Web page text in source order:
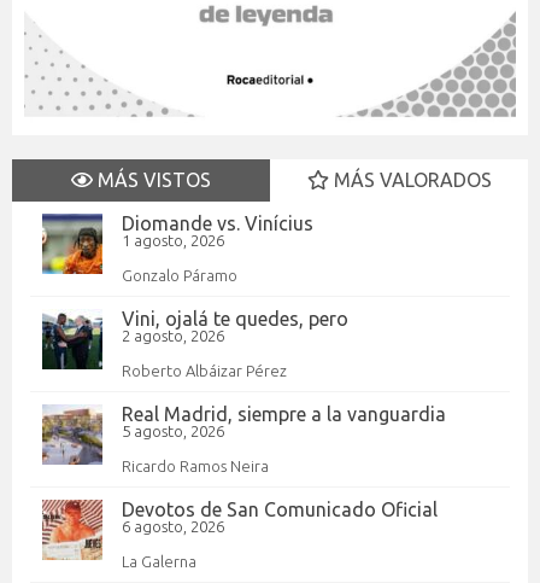
MÁS VISTOS
MÁS VALORADOS
Diomande vs. Vinícius
1 agosto, 2026
Gonzalo Páramo
Vini, ojalá te quedes, pero
2 agosto, 2026
Roberto Albáizar Pérez
Real Madrid, siempre a la vanguardia
5 agosto, 2026
Ricardo Ramos Neira
Devotos de San Comunicado Oficial
6 agosto, 2026
La Galerna